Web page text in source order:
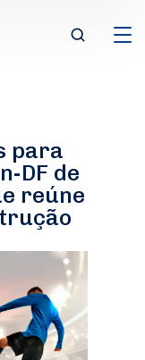
para
DF de
reúne